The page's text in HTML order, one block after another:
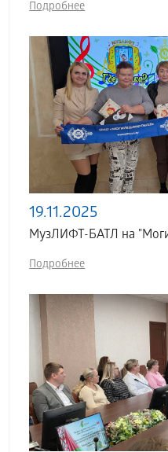
Подробнее
19.11.2025
МузЛИФТ-БАТЛ на
Подробнее